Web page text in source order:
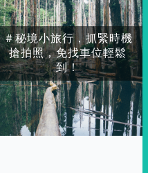
＃秘境小旅行，抓緊時機
搶拍照，免找車位輕鬆
到！